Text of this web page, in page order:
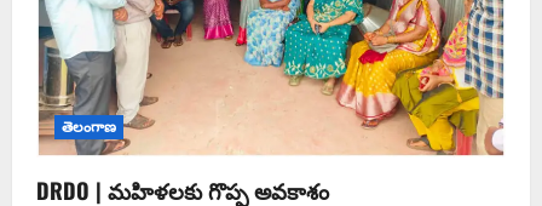
తెలంగాణ
DRDO | మహిళలకు గొప్ప అవకాశం